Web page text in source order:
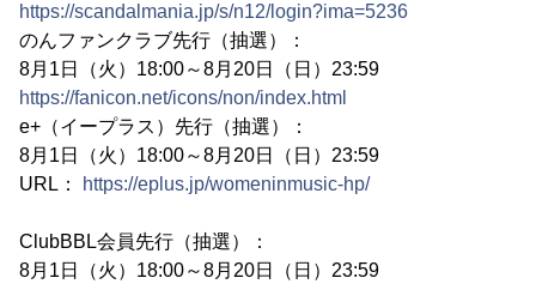
https://scandalmania.jp/s/n12/login?ima=5236
のんファンクラブ先行（抽選）：
8月1日（火）18:00～8月20日（日）23:59
https://fanicon.net/icons/non/index.html
e+（イープラス）先行（抽選）：
8月1日（火）18:00～8月20日（日）23:59
URL：
https://eplus.jp/womeninmusic-hp/
ClubBBL会員先行（抽選）：
8月1日（火）18:00～8月20日（日）23:59